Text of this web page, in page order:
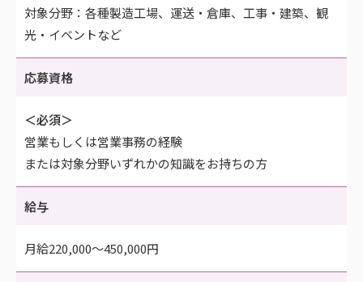
対象分野：各種製造工場、運送・倉庫、工事・建築、観
光・イベントなど
応募資格
＜必須＞
営業もしくは営業事務の経験
または対象分野いずれかの知識をお持ちの方
給与
月給220,000～450,000円